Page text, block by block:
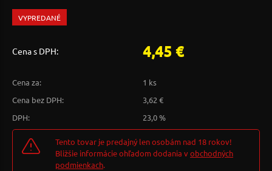
VYPREDANÉ
Cena s DPH: 4,45 €
Cena za:
1 ks
Cena bez DPH:
3,62 €
DPH:
23,0 %
Tento tovar je predajný len osobám nad 18 rokov!
Bližšie informácie ohľadom dodania vobchodných
podmienkach.